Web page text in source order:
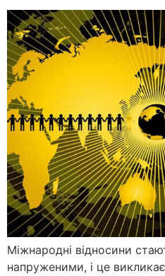
Міжнародні відносини
напруженими, і це